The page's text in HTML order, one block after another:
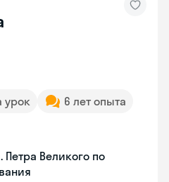
урок
6 лет опыта
Великого по